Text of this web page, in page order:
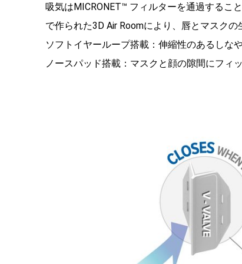
吸気はMICRONET™ フィルターを通過するこ
で作られた3D Air Roomにより、唇とマスク
ソフトイヤーループ搭載：伸縮性のあるしな
ノースパッド搭載：マスクと顔の隙間にフィ